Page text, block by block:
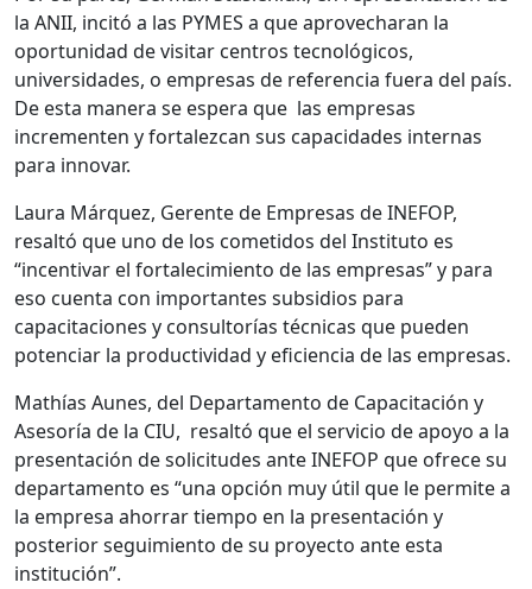
la ANII, incitó a las PYMES a que aprovecharan la
oportunidad de visitar centros tecnológicos,
universidades, o empresas de referencia fuera del país.
De esta manera se espera que las empresas
incrementen y fortalezcan sus capacidades internas
para innovar.
Laura Márquez, Gerente de Empresas de INEFOP,
resaltó que uno de los cometidos del Instituto es
“incentivar el fortalecimiento de las empresas” y para
eso cuenta con importantes subsidios para
capacitaciones y consultorías técnicas que pueden
potenciar la productividad y eficiencia de las empresas.
Mathías Aunes, del Departamento de Capacitación y
Asesoría de la CIU, resaltó que el servicio de apoyo a la
presentación de solicitudes ante INEFOP que ofrece su
departamento es “una opción muy útil que le permite a
la empresa ahorrar tiempo en la presentación y
posterior seguimiento de su proyecto ante esta
institución”.